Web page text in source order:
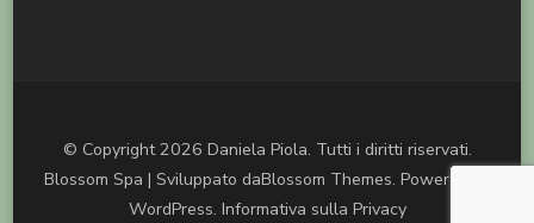
© Copyright 2026 Daniela Piola. Tutti i diritti riservati.
Blossom Spa | Sviluppato daBlossom Themes. Powered by
WordPress. Informativa sulla Privacy